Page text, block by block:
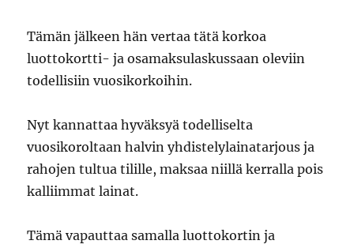
Tämän jälkeen hän vertaa tätä korkoa
luottokortti- ja osamaksulaskussaan oleviin
todellisiin vuosikorkoihin.
Nyt kannattaa hyväksyä todelliselta
vuosikoroltaan halvin yhdistelylainatarjous ja
rahojen tultua tilille, maksaa niillä kerralla pois
kalliimmat lainat.
Tämä vapauttaa samalla luottokortin ja